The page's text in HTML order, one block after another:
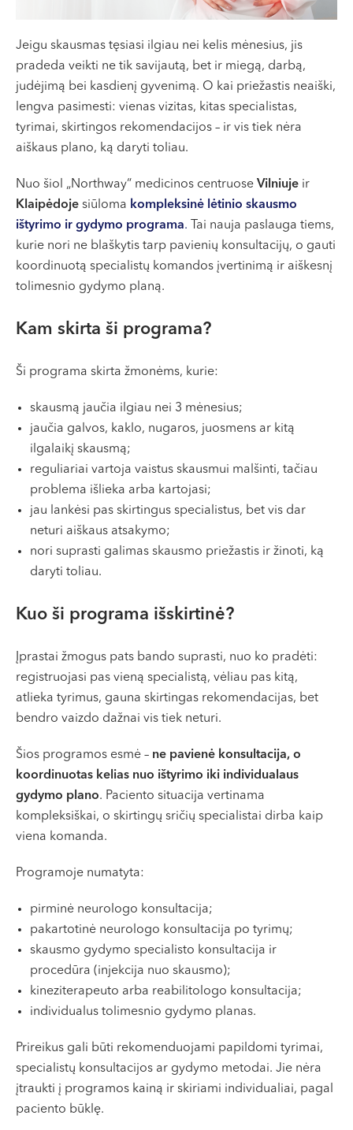
Dragūnų g. 2
Darbo laikas:
I-V 08:00 - 20:00
VI, VII --
Naujoji Uosto g. 9
Darbo laikas:
I-V 08:00 - 20:00
VI 09:00 - 15:00
VII --
Kretinga
J. Basanavičiaus g. 80
Darbo laikas:
Jeigu skausmas tęsiasi ilgiau nei kelis mėnesius, jis
pradeda veikti ne tik savijautą, bet ir miegą, darbą,
judėjimą bei kasdienį gyvenimą. O kai priežastis neaiški,
lengva pasimesti: vienas vizitas, kitas specialistas,
tyrimai, skirtingos rekomendacijos – ir vis tiek nėra
aiškaus plano, ką daryti toliau.
Nuo šiol „Northway“ medicinos centruose Vilniuje ir
Klaipėdoje siūloma kompleksinė lėtinio skausmo
ištyrimo ir gydymo programa. Tai nauja paslauga tiems,
kurie nori ne blaškytis tarp pavienių konsultacijų, o gauti
koordinuotą specialistų komandos įvertinimą ir aiškesnį
tolimesnio gydymo planą.
Kam skirta ši programa?
Ši programa skirta žmonėms, kurie:
skausmą jaučia ilgiau nei 3 mėnesius;
jaučia galvos, kaklo, nugaros, juosmens ar kitą
ilgalaikį skausmą;
reguliariai vartoja vaistus skausmui malšinti, tačiau
problema išlieka arba kartojasi;
jau lankėsi pas skirtingus specialistus, bet vis dar
neturi aiškaus atsakymo;
nori suprasti galimas skausmo priežastis ir žinoti, ką
daryti toliau.
Kuo ši programa išskirtinė?
Įprastai žmogus pats bando suprasti, nuo ko pradėti:
registruojasi pas vieną specialistą, vėliau pas kitą,
atlieka tyrimus, gauna skirtingas rekomendacijas, bet
bendro vaizdo dažnai vis tiek neturi.
Šios programos esmė – ne pavienė konsultacija, o
koordinuotas kelias nuo ištyrimo iki individualaus
gydymo plano. Paciento situacija vertinama
kompleksiškai, o skirtingų sričių specialistai dirba kaip
viena komanda.
Programoje numatyta:
pirminė neurologo konsultacija;
pakartotinė neurologo konsultacija po tyrimų;
skausmo gydymo specialisto konsultacija ir
procedūra (injekcija nuo skausmo);
kineziterapeuto arba reabilitologo konsultacija;
individualus tolimesnio gydymo planas.
Prireikus gali būti rekomenduojami papildomi tyrimai,
specialistų konsultacijos ar gydymo metodai. Jie nėra
įtraukti į programos kainą ir skiriami individualiai, pagal
paciento būklę.